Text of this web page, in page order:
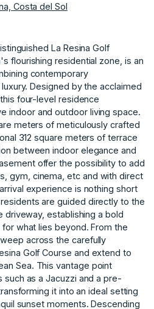
Costa del Sol
La Resina Golf
flourishing residential zone, is an
contemporary
Designed by the acclaimed
four-level residence
indoor and outdoor living space.
meters of meticulously crafted
312 square meters of terrace
between indoor elegance and
offer the possibility to add
gym, cinema, etc and with direct
experience is nothing short
are guided directly to the
establishing a bold
what lies beyond. From the
across the carefully
Golf Course and extend to
Sea. This vantage point
as a Jacuzzi and a pre-
it into an ideal setting
sunset moments. Descending